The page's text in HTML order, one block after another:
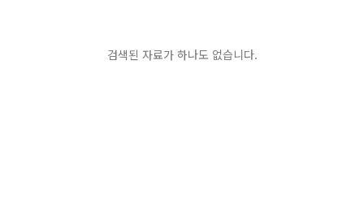
검색된 자료가 하나도 없습니다.